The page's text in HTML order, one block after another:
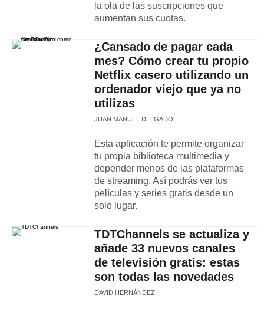
la ola de las suscripciones que
aumentan sus cuotas.
¿Cansado de pagar cada
mes? Cómo crear tu propio
Netflix casero utilizando un
ordenador viejo que ya no
utilizas
JUAN MANUEL DELGADO
Esta aplicación te permite organizar
tu propia biblioteca multimedia y
depender menos de las plataformas
de streaming. Así podrás ver tus
películas y series gratis desde un
solo lugar.
TDTChannels se actualiza y
añade 33 nuevos canales
de televisión gratis: estas
son todas las novedades
DAVID HERNÁNDEZ